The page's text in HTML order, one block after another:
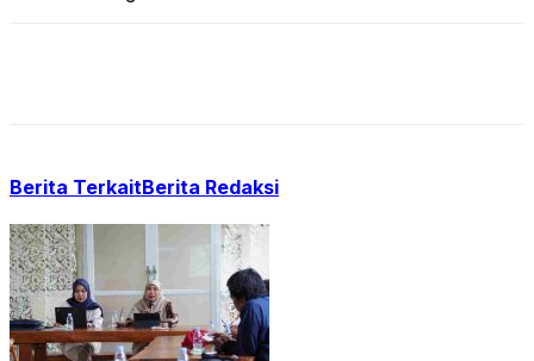
Berita TerkaitBerita Redaksi